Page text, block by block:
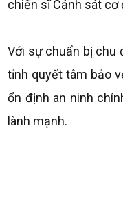
chiến sĩ Cảnh sát cơ
Với sự chuẩn bị chu
tỉnh quyết tâm bảo
ổn định an ninh
lành mạnh.